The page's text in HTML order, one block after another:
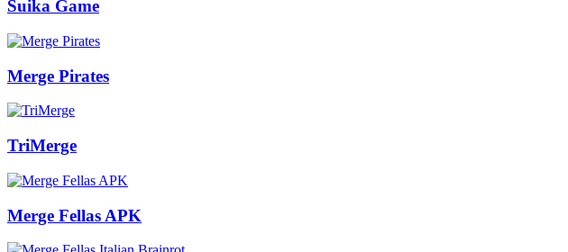
Suika Game
Merge Pirates
TriMerge
Merge Fellas APK